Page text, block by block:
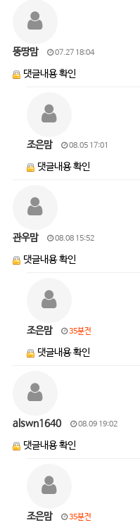
뚱땅맘 07.27 18:04
댓글내용 확인
조은맘 08.05 17:01
댓글내용 확인
관우맘 08.08 15:52
댓글내용 확인
조은맘 35분전
댓글내용 확인
alswn1640 08.09 19:02
댓글내용 확인
조은맘 35분전